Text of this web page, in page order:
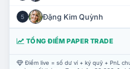
5 Đặng Kim Quỳnh
TỔNG ĐIỂM PAPER TRADE
Điểm live = số dư ví + ký quỹ + PnL